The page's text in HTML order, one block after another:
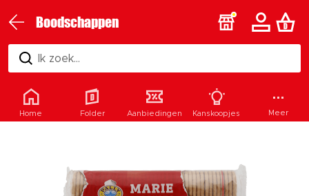
Boodschappen
Ik zoek...
Home Folder Aanbiedingen Kanskoopjes Meer